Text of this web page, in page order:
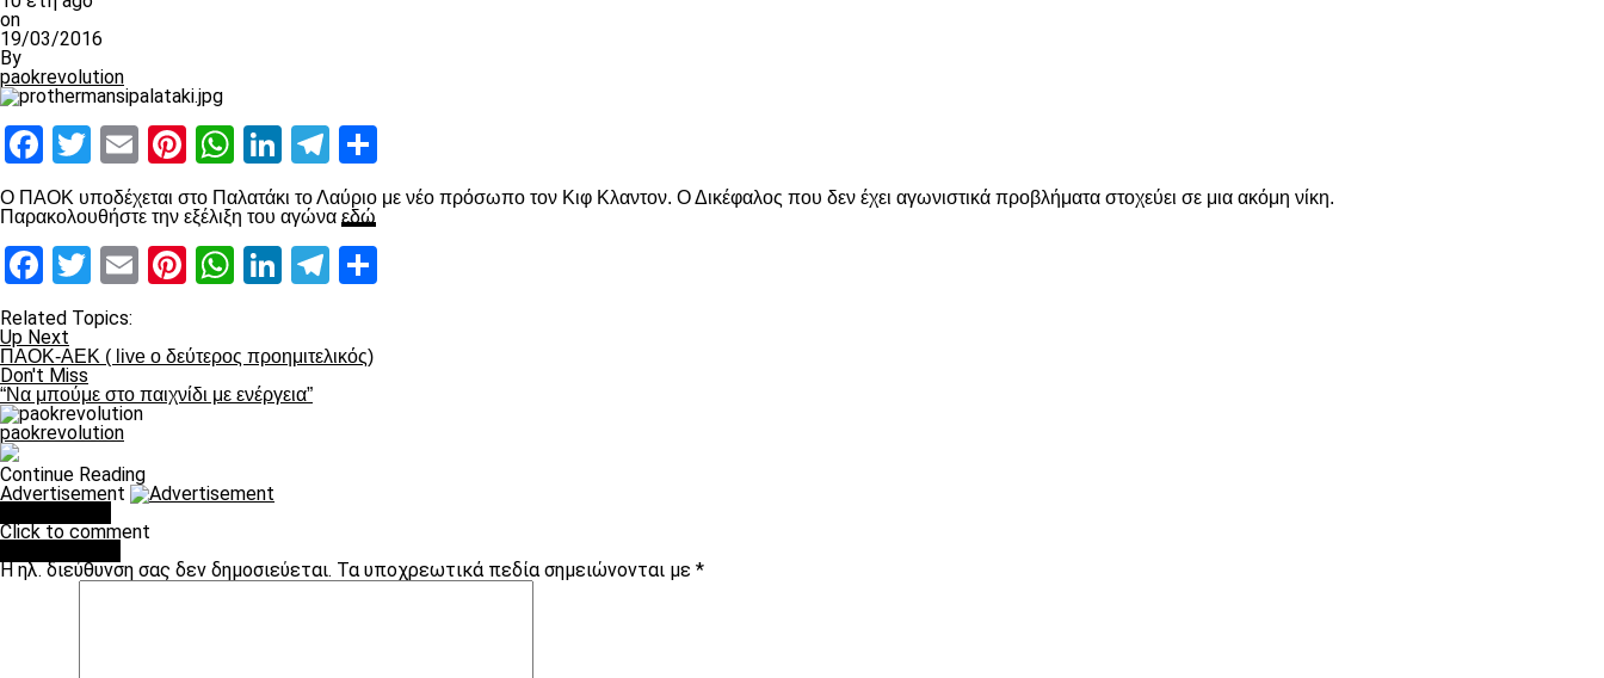
on
19/03/2016
By
paokrevolution
Facebook
Twitter
EmailPinterest
WhatsApp
LinkedIn
Telegram
Ο ΠΑΟΚ υποδέχεται στο Παλατάκι το Λαύριο με νέο πρόσωπο τον Κιφ Κλαντον. Ο Δικέφαλος που δεν έχει αγωνιστικά προβλήματα στοχεύει σε μια ακόμη νίκη.
Παρακολουθήστε την εξέλιξη του αγώνα εδώ
Facebook
Twitter
EmailPinterest
WhatsApp
LinkedIn
Telegram
Related Topics:
Up Next
ΠΑΟΚ-ΑΕΚ ( live ο δεύτερος προημιτελικός)
Don't Miss
“Να μπούμε στο παιχνίδι με ενέργεια”
paokrevolution
Continue Reading
Advertisement
Click to comment
Η ηλ. διεύθυνση σας δεν δημοσιεύεται. Τα υποχρεωτικά πεδία σημειώνονται με *